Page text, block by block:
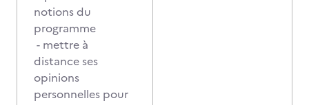
notions du
programme
- mettre à
distance ses
opinions
personnelles pour